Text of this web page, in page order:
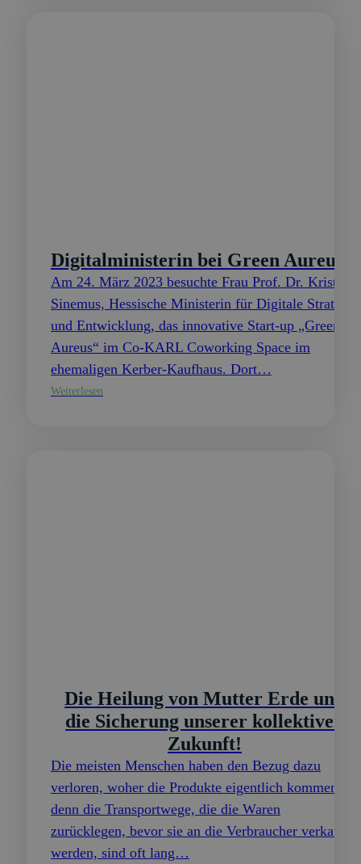
Digitalministerin bei Green Aureus
Am 24. März 2023 besuchte Frau Prof. Dr. Kristina
Sinemus, Hessische Ministerin für Digitale Strategie
und Entwicklung, das innovative Start-up „Green
Aureus“ im Co-KARL Coworking Space im
ehemaligen Kerber-Kaufhaus. Dort…
Weiterlesen
Die Heilung von Mutter Erde und
die Sicherung unserer kollektiven
Zukunft!
Die meisten Menschen haben den Bezug dazu
verloren, woher die Produkte eigentlich kommen,
denn die Transportwege, die die Waren
zurücklegen, bevor sie an die Verbraucher verkauft
werden, sind oft lang…